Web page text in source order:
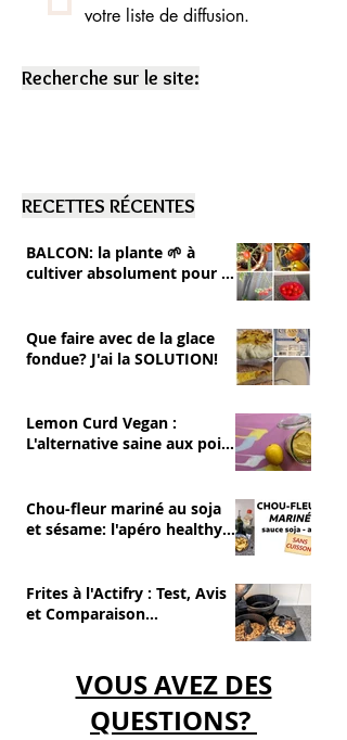
votre liste de diffusion.
Recherche sur le site:
RECETTES RÉCENTES
BALCON: la plante 🌱 à
cultiver absolument pour se
Que faire avec de la glace
fondue? J'ai la SOLUTION!
Lemon Curd Vegan :
L'alternative saine aux pois
Chou-fleur mariné au soja
et sésame: l'apéro healthy
Frites à l'Actifry : Test, Avis
et Comparaison
VOUS AVEZ DES
QUESTIONS?